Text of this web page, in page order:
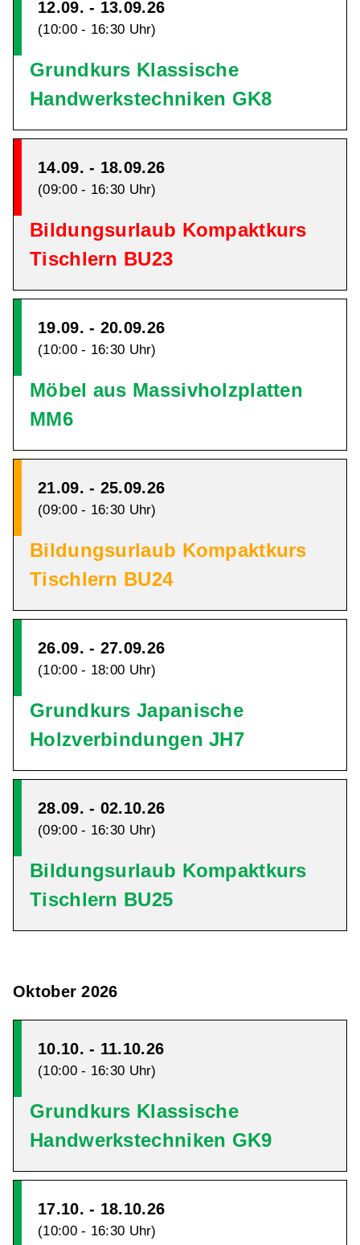
12.09. - 13.09.26
(10:00 - 16:30 Uhr)
Grundkurs Klassische
Handwerkstechniken GK8
14.09. - 18.09.26
(09:00 - 16:30 Uhr)
Bildungsurlaub Kompaktkurs
Tischlern BU23
19.09. - 20.09.26
(10:00 - 16:30 Uhr)
Möbel aus Massivholzplatten
MM6
21.09. - 25.09.26
(09:00 - 16:30 Uhr)
Bildungsurlaub Kompaktkurs
Tischlern BU24
26.09. - 27.09.26
(10:00 - 18:00 Uhr)
Grundkurs Japanische
Holzverbindungen JH7
28.09. - 02.10.26
(09:00 - 16:30 Uhr)
Bildungsurlaub Kompaktkurs
Tischlern BU25
Oktober 2026
10.10. - 11.10.26
(10:00 - 16:30 Uhr)
Grundkurs Klassische
Handwerkstechniken GK9
17.10. - 18.10.26
(10:00 - 16:30 Uhr)